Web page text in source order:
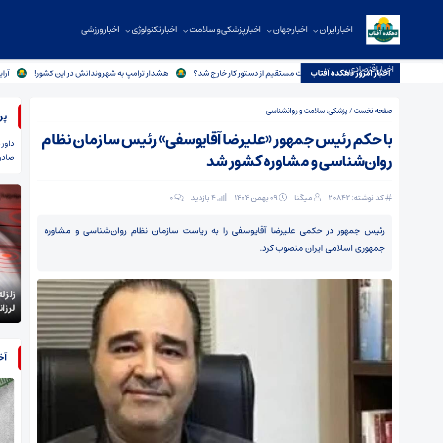
اخبار ایران اخبار جهان اخبار پزشکی و سلامت اخبار تکنولوژی اخبار ورزشی
اخبار اقتصادی
اخبار امروز دهکده آفتاب
صریح تهران به واشنگتن/ مذاکرات مستقیم از دستور کار خارج شد؟ هشدار ترامپ به شهروندانش در این کشور! آرایش
صفحه نخست/ پزشکی، سلامت و روانشناسی
با حکم رئیس جمهور «علیرضا آقایوسفی» رئیس سازمان نظام
روان‌شناسی و مشاوره کشور شد
کد نوشته: 20842 میگنا ۰
رئیس جمهور در حکمی علیرضا آقایوسفی را به ریاست سازمان نظام روان‌شناسی و مشاوره
جمهوری اسلامی ایران منصوب کرد.
داور
ابطال 5 هزار مجوز معدنی کاغذی؛ واگذاری معادن
مشروط شد!
زلزله 4.5 ریشتری حوالی سیس آذربایجان‌شرقی را
لرزاند